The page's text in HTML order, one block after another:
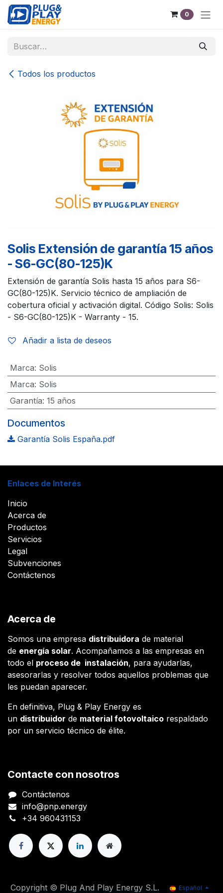
Ir al contenido
0
Todos los productos
Solis Extensión de garantía 15 años
- S6-GC(80-125)K
Extensión de garantía Solis hasta 15 años para S6-
GC(80-125)K. Servicio técnico de ampliación de
cobertura oficial y activación digital. Código Solis: Solis
- S6-GC(80-125)K - Warranty - 15.
Añadir a lista de deseos
Marca: Solis
Marca: Solis
Garantía: 15 años
Documentos
Garantía Solis España.pdf
Enlaces de Interés
Inicio
Acerca de
Productos
Servicios
Legal
Subvenciones
Contáctenos
Acerca de
Somos una empresa distribuidora de material
de energía solar. Acompañamos a las empresas en
todo el proceso de instalación, para ayudarlas,
asesorarlas y resolver todos aquellos problemas que
les puedan aparecer.
En definitiva, Plug & Play Energy es
un distribuidor de material fotovoltaico respaldado
por un servicio técnico de élite.
Contacte con nosotros
Contáctenos
info@pnp.energy
+34 960431153
Copyright © Plug And Play Energy S.L. Español